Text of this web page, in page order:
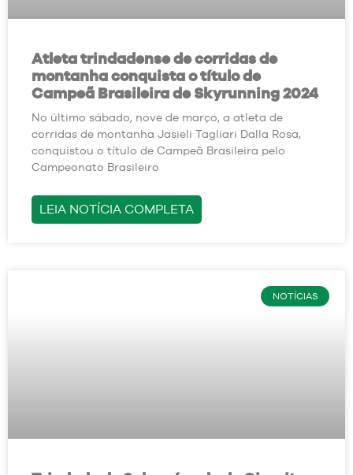
Atleta trindadense de corridas de
montanha conquista o título de
Campeã Brasileira de Skyrunning 2024
No último sábado, nove de março, a atleta de
corridas de montanha Jasieli Tagliari Dalla Rosa,
conquistou o título de Campeã Brasileira pelo
Campeonato Brasileiro
LEIA NOTÍCIA COMPLETA
NOTÍCIAS